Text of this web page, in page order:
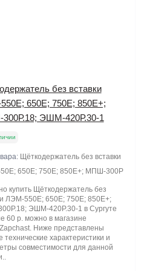
без вставки
650Е; 750Е; 850Е+;
ЭШМ-420Р.30-1
Щёткодержатель без вставки
650Е; 750Е; 850Е+; МПШ-300Р
купить Щёткодержатель без
ЛЭМ-550Е; 650Е; 750Е; 850Е+;
ЭШМ-420Р.30-1 в Сургуте
60 р. можно в магазине
Ниже представлены
технические характеристики и
совместимости для данной